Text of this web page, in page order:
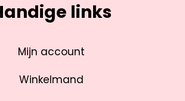
links
Mijn account
Winkelmand